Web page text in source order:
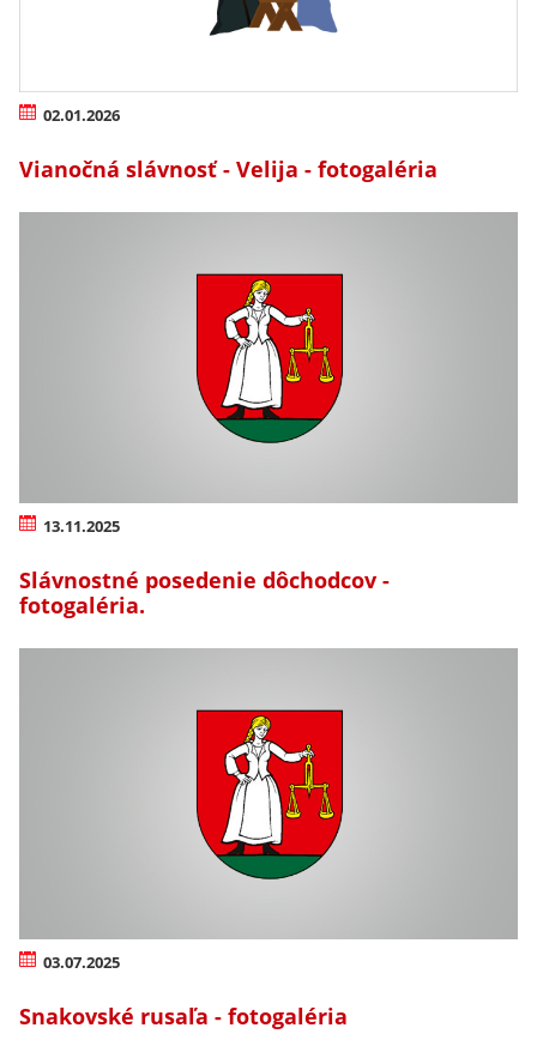
02.01.2026
Vianočná slávnosť - Velija - fotogaléria
13.11.2025
Slávnostné posedenie dôchodcov -
fotogaléria.
03.07.2025
Snakovské rusaľa - fotogaléria